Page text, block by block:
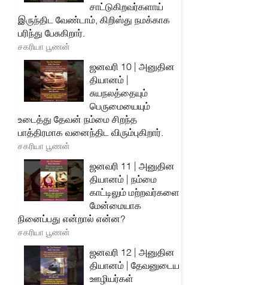
சாட்டுகிறவர்களாய்
இருந்திட வேண்டாம், கிறிஸ்து நமக்காக
பரிந்து பேசுகிறார்.
சகரியா பூணன்
ஜனவரி 10 | அனுதின
தியானம் |
சுயநலத்தையும்
பெருமையையும்
உடைத்து தேவன் நம்மை சிறந்த
பாத்திரமாக வனைந்திட விரும்புகிறார்.
சகரியா பூணன்
ஜனவரி 11 | அனுதின
தியானம் | நம்மை
காட்டிலும் மற்றவர்களை
மேன்மையாக
நினைப்பது என்றால் என்ன?
சகரியா பூணன்
ஜனவரி 12 | அனுதின
தியானம் | தேவனுடைய
ஊழியர்கள்